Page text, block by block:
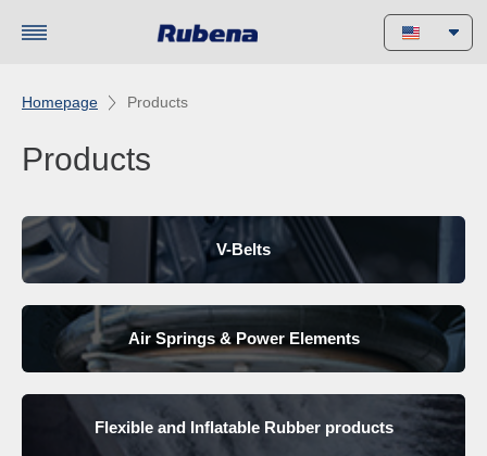
Homepage Products
Products
V-Belts
Air Springs & Power Elements
Flexible and Inflatable Rubber products